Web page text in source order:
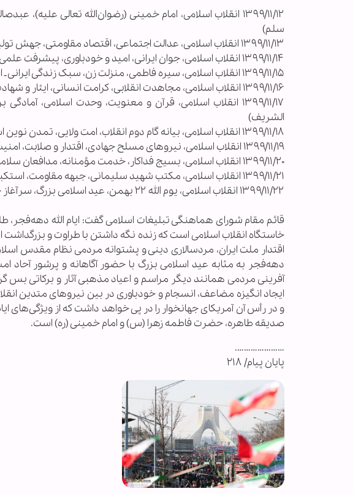
۱۳۹۹/۱۱/۱۲ انقلاب اسلامی، امام خمینی (رضوان‌الله تعالی
سلم)
۱۳۹۹/۱۱/۱۳ انقلاب اسلامی، عدالت اجتماعی، اقتصاد مقاومتی، جهش تولید
۱۳۹۹/۱۱/۱۴ انقلاب اسلامی، جوان ایرانی، امید و خودباوری، پیشرفت علمی
۱۳۹۹/۱۱/۱۵ انقلاب اسلامی، سیره فاطمی، منزلت زن، سبک زندگی ایرانی ـ اسلامی
۱۳۹۹/۱۱/۱۶ انقلاب اسلامی، مجاهدت انقلابی، کرامت انسانی، ایثار و شهادت طلبی
۱۳۹۹/۱۱/۱۷ انقلاب اسلامی، قرآن و معنویت، وحدت اسلامی،
الشریف)
۱۳۹۹/۱۱/۱۸ انقلاب اسلامی، بیانه گام دوم انقلاب، امت ولایی، تمدن نوین اسلامی
۱۳۹۹/۱۱/۱۹ انقلاب اسلامی، نیرو‌های مسلح جهادی، اقتدار و صلابت، امنیت پایدار
۱۳۹۹/۱۱/۲۰ انقلاب اسلامی، بسیج فداکار، خدمت مؤمنانه، مدافعان سلامت
۱۳۹۹/۱۱/۲۱ انقلاب اسلامی، مکتب شهید سلیمانی، جبهه مقاومت، استکبارستیزی
۱۳۹۹/۱۱/۲۲ انقلاب اسلامی، یوم الله ۲۲ بهمن، عید اسلامی بزرگ، سر‌آغاز حکومت الله بر جهان
قائم مقام شورای هماهنگی تبلیغات اسلامی گفت: ایام الله
خاستگاه انقلاب اسلامی است که زنده نگه داشتن با طراوت و
اقتدار ملت ایران، مردسالاری دینی و پشتوانه مردمی نظام مقدس
دهه‌فجر به مثابه عید اسلامی بزرگ با حضور آگاهانه و پرشور
آفرینی مردمی همانند دیگر مراسم و اعیاد مذهبی آثار و برکاتی بس
ایجاد انگیزه مضاعف، انسجام و خودباوری در بین نیرو‌های متدین
و در رأس آن آمریکای جهانخوار را در پی خواهد داشت که از ویژگی‌های
صدیقه طاهره، حضرت فاطمه زهرا (س) و امام خمینی (ره) است.
………………….
پایان پیام/ ۲۱۸